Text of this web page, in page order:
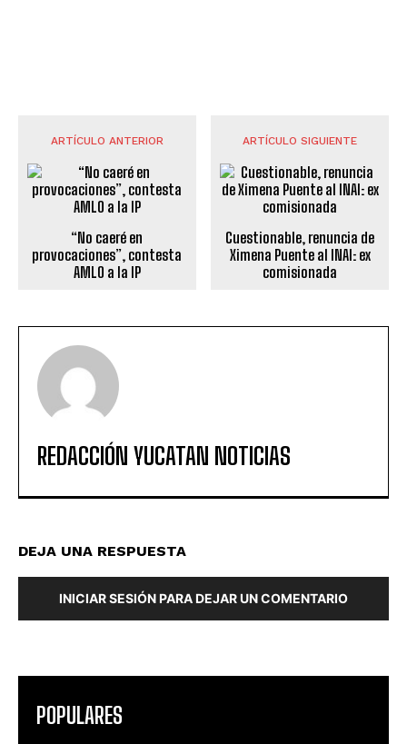
ARTÍCULO ANTERIOR
“No caeré en
provocaciones”, contesta
AMLO a la IP
ARTÍCULO SIGUIENTE
Cuestionable, renuncia de
Ximena Puente al INAI: ex
comisionada
REDACCIÓN YUCATAN NOTICIAS
DEJA UNA RESPUESTA
INICIAR SESIÓN PARA DEJAR UN COMENTARIO
POPULARES